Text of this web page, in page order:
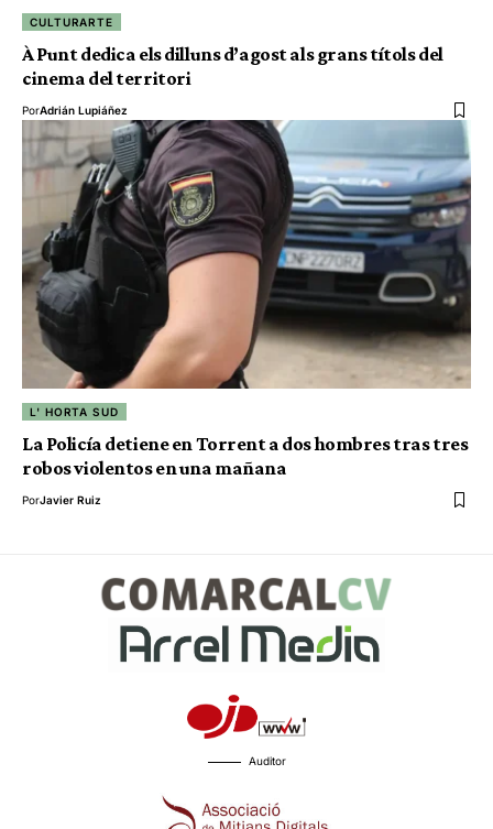
CULTURARTE
À Punt dedica els dilluns d’agost als grans títols del
cinema del territori
PorAdrián Lupiáñez
L' HORTA SUD
La Policía detiene en Torrent a dos hombres tras tres
robos violentos en una mañana
PorJavier Ruiz
Auditor